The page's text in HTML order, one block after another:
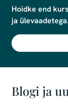
Hoidke end
ja ülevaadetega.
Blogi ja